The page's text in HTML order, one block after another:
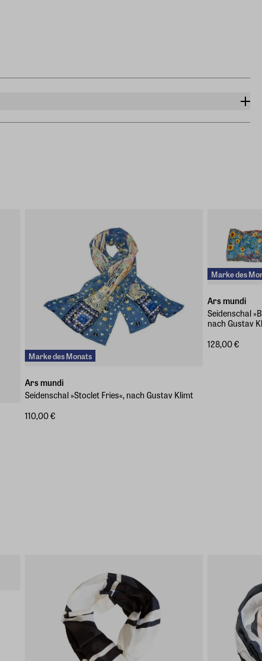
Marke des Monats
Ars mundi
Seidenschal »Stoclet Fries«, nach Gustav Klimt
110,00 €
Marke des
Ars mundi
Seidenschal
nach Gustav
128,00 €